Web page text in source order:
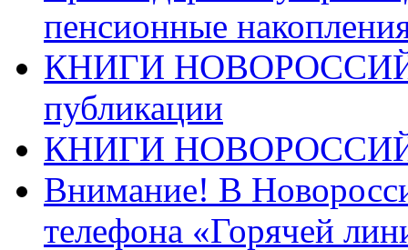
пенсионные
КНИГИ
публикации
КНИГИ
Внимание! В
телефона «Горячей